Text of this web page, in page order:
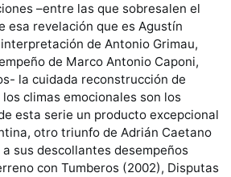
–entre las que sobresalen el
esa revelación que es Agustín
de Antonio Grimau,
de Marco Antonio Caponi,
la cuidada reconstrucción de
climas emocionales son los
esta serie un producto excepcional
otro triunfo de Adrián Caetano
sus descollantes desempeños
con Tumberos (2002), Disputas